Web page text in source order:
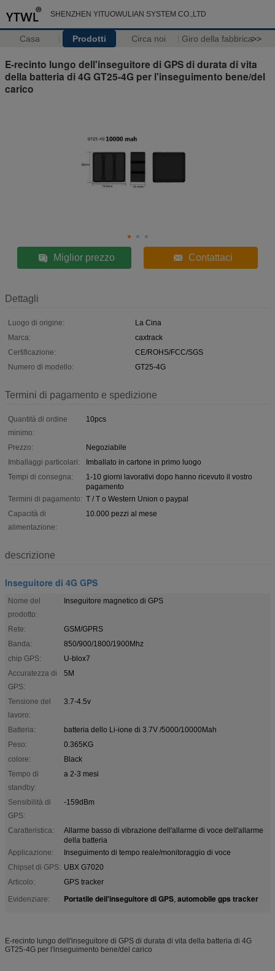
SHENZHEN YITUOWULIAN SYSTEM CO.,LTD
Casa Prodotti Circa noi Giro della fabbrica>>
E-recinto lungo dell'inseguitore di GPS di durata di vita
della batteria di 4G GT25-4G per l'inseguimento bene/del
carico
Miglior prezzo Contattaci
Dettagli
Luogo di origine:
La Cina
Marca:
caxtrack
Certificazione:
CE/ROHS/FCC/SGS
Numero di modello:
GT25-4G
Termini di pagamento e spedizione
Quantità di ordine
minimo:
10pcs
Prezzo:
Negoziabile
Imballaggi particolari:
Imballato in cartone in primo luogo
Tempi di consegna:
1-10 giorni lavorativi dopo hanno ricevuto il vostro
pagamento
Termini di pagamento: T / T o Western Union o paypal
Capacità di
alimentazione:
10.000 pezzi al mese
descrizione
Inseguitore di 4G GPS
Nome del
prodotto:
Inseguitore magnetico di GPS
Rete:
GSM/GPRS
Banda:
850/900/1800/1900Mhz
chip GPS:
U-blox7
Accuratezza di
GPS:
5M
Tensione del
lavoro:
3.7-4.5v
Batteria:
batteria dello Li-ione di 3.7V /5000/10000Mah
Peso:
0.365KG
colore:
Black
Tempo di
standby:
a 2-3 mesi
Sensibilità di
GPS:
-159dBm
Caratteristica:
Allarme basso di vibrazione dell'allarme di voce dell'allarme
della batteria
Applicazione:
Inseguimento di tempo reale/monitoraggio di voce
Chipset di GPS: UBX G7020
Articolo:
GPS tracker
Evidenziare:
Portatile dell'inseguitore di GPS, automobile gps tracker
E-recinto lungo dell'inseguitore di GPS di durata di vita della batteria di 4G
GT25-4G per l'inseguimento bene/del carico